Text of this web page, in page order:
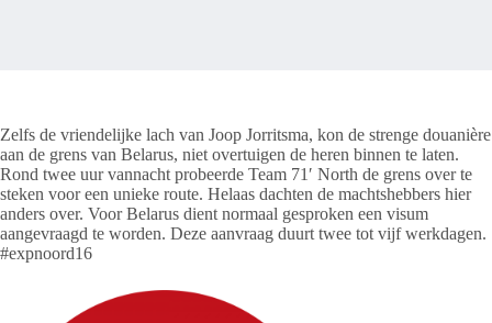
Zelfs de vriendelijke lach van Joop Jorritsma, kon de strenge douanière
aan de grens van Belarus, niet overtuigen de heren binnen te laten.
Rond twee uur vannacht probeerde Team 71′ North de grens over te
steken voor een unieke route. Helaas dachten de machtshebbers hier
anders over. Voor Belarus dient normaal gesproken een visum
aangevraagd te worden. Deze aanvraag duurt twee tot vijf werkdagen.
#expnoord16